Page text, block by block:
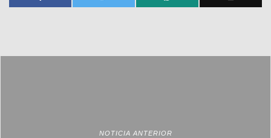
NOTICIA ANTERIOR